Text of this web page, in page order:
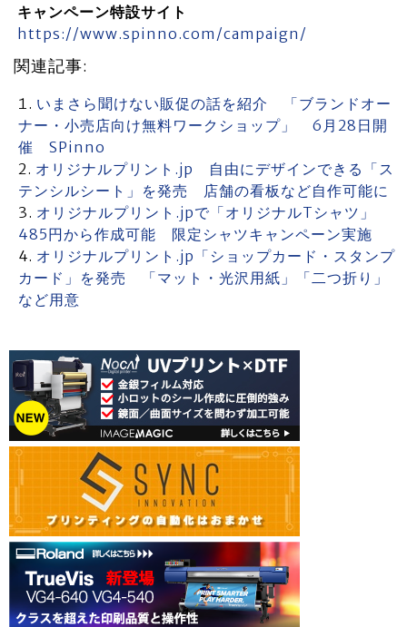
キャンペーン特設サイト
https://www.spinno.com/campaign/
関連記事:
いまさら聞けない販促の話を紹介 「ブランドオー
ナー・小売店向け無料ワークショップ」 6月28日開
催 SPinno
オリジナルプリント.jp 自由にデザインできる「ス
テンシルシート」を発売 店舗の看板など自作可能に
オリジナルプリント.jpで「オリジナルTシャツ」
485円から作成可能 限定シャツキャンペーン実施
オリジナルプリント.jp「ショップカード・スタンプ
カード」を発売 「マット・光沢用紙」「二つ折り」
など用意